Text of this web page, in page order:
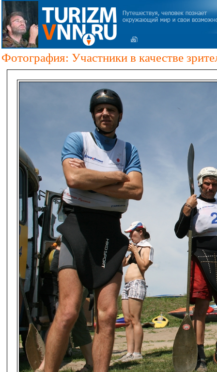
Фотография: Участники в качестве